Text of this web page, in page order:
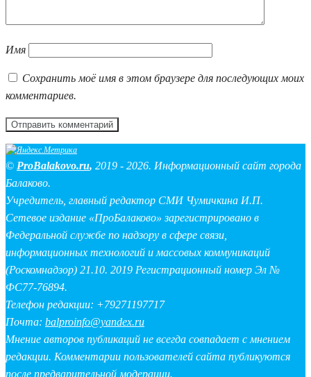
Имя
Сохранить моё имя в этом браузере для последующих моих
комментариев.
© ProBalakovo.ru, 2019 - 2026. Информационный сайт города
Балаково.
Учредитель, главный редактор СМИ Чумичкина И.П.
Сетевое издание «ПроБалаково» зарегистрировано в
Федеральной службе по надзору в сфере связи,
информационных технологий и массовых коммуникаций
(Роскомнадзор) 21.10. 2019 Регистрационный номер Эл №
ФС77-76894.
Телефон редакции: +79271197717
Почта: balproinfo@yandex.ru
Мнение авторов публикаций не всегда совпадает с мнением
редакции. Комментарии пользователей сайта публикуются
после предварительной модерации.